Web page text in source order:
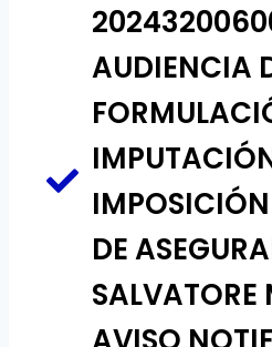
AUDIENCIA
DE